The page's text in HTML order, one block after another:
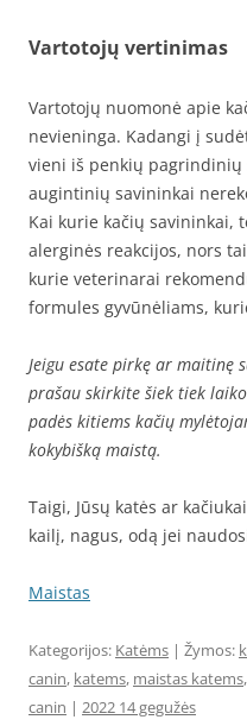
Vartotojų vertinimas
Vartotojų nuomonė apie
nevieninga. Kadangi į
vieni iš penkių
augintinių savininkai
Kai kurie kačių savininkai,
alerginės reakcijos, nors
kurie veterinarai
formules gyvūnėliams,
Jeigu esate pirkę ar maitinę
prašau skirkite šiek tiek
padės kitiems kačių
kokybišką maistą.
Taigi, Jūsų katės ar
kailį, nagus, odą jei
Maistas
Kategorijos: Katėms | Žymos:
canin, katems, maistas katems,
canin | 2022 14 gegužės